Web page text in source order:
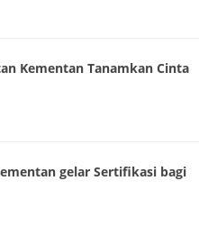
Kementan Tanamkan Cinta
gelar Sertifikasi bagi